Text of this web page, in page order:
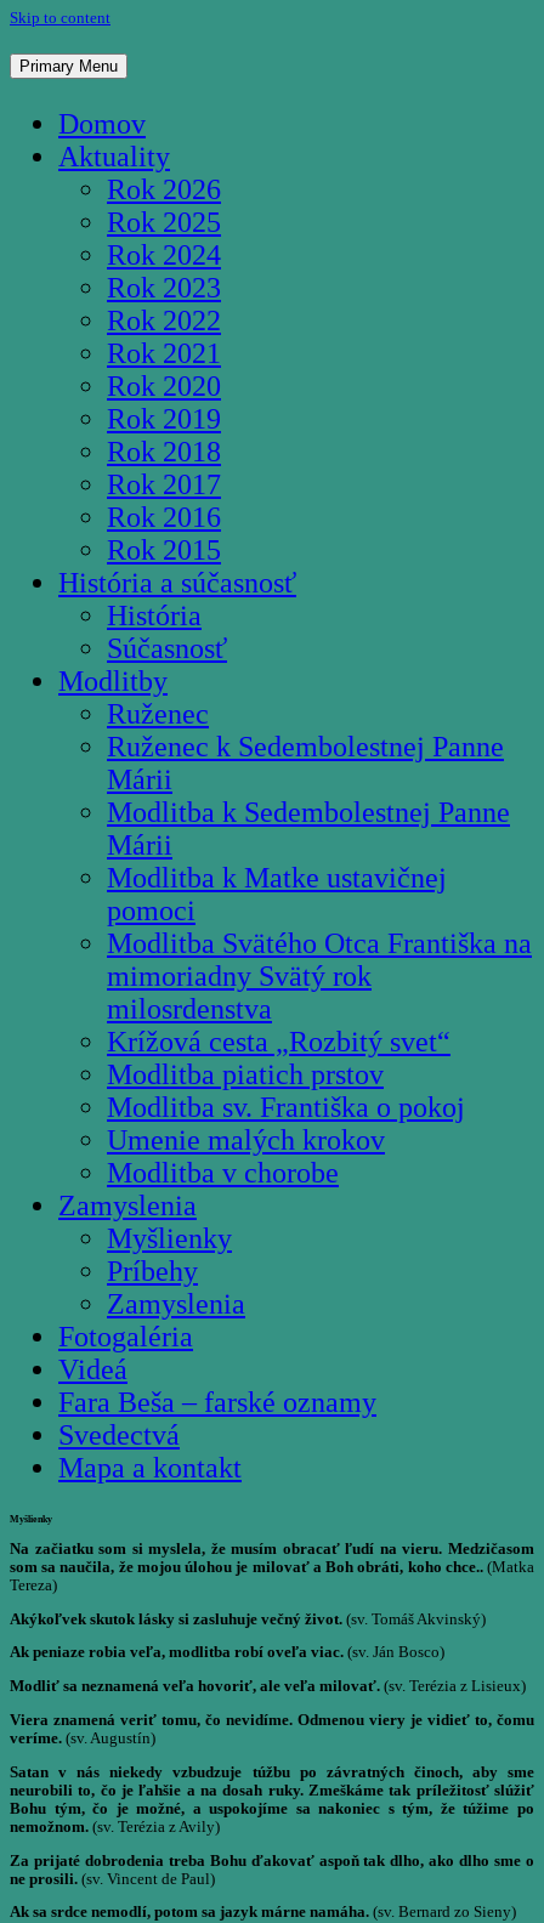
Skip to content
Pútnické miesto Studnička Pozba
Primary Menu
Domov
Aktuality
Rok 2026
Rok 2025
Rok 2024
Rok 2023
Rok 2022
Rok 2021
Rok 2020
Rok 2019
Rok 2018
Rok 2017
Rok 2016
Rok 2015
História a súčasnosť
História
Súčasnosť
Modlitby
Ruženec
Ruženec k Sedembolestnej Panne
Márii
Modlitba k Sedembolestnej Panne
Márii
Modlitba k Matke ustavičnej
pomoci
Modlitba Svätého Otca Františka na
mimoriadny Svätý rok
milosrdenstva
Krížová cesta „Rozbitý svet“
Modlitba piatich prstov
Modlitba sv. Františka o pokoj
Umenie malých krokov
Modlitba v chorobe
Zamyslenia
Myšlienky
Príbehy
Zamyslenia
Fotogaléria
Videá
Fara Beša – farské oznamy
Svedectvá
Mapa a kontakt
Myšlienky
Na začiatku som si myslela, že musím obracať ľudí na vieru. Medzičasom
som sa naučila, že mojou úlohou je milovať a Boh obráti, koho chce..(Matka
Tereza)
Akýkoľvek skutok lásky si zasluhuje večný život. (sv. Tomáš Akvinský)
Ak peniaze robia veľa, modlitba robí oveľa viac. (sv. Ján Bosco)
Modliť sa neznamená veľa hovoriť, ale veľa milovať. (sv. Terézia z Lisieux)
Viera znamená veriť tomu, čo nevidíme. Odmenou viery je vidieť to, čomu
veríme. (sv. Augustín)
Satan v nás niekedy vzbudzuje túžbu po závratných činoch, aby sme
neurobili to, čo je ľahšie a na dosah ruky. Zmeškáme tak príležitosť slúžiť
Bohu tým, čo je možné, a uspokojíme sa nakoniec s tým, že túžime po
nemožnom. (sv. Terézia z Avily)
Za prijaté dobrodenia treba Bohu ďakovať aspoň tak dlho, ako dlho sme o
ne prosili. (sv. Vincent de Paul)
Ak sa srdce nemodlí, potom sa jazyk márne namáha. (sv. Bernard zo Sieny)